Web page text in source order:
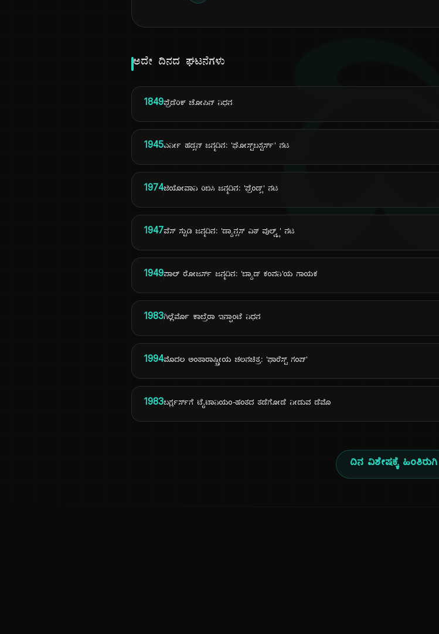
ಅದೇ ದಿನದ ಘಟನೆಗಳು
1849ಫ್ರೆಡೆರಿಕ್ ಚೋಪಿನ್ ನಿಧನ
1945ಎರ್ನೀ ಹಡ್ಸನ್ ಜನ್ಮದಿನ: 'ಘೋಸ್ಟ್‌ಬಸ್ಟರ್ಸ್' ನಟ
1974ಜಿಯೋವಾನಿ ರಿಬಿಸಿ ಜನ್ಮದಿನ: 'ಫ್ರೆಂಡ್ಸ್' ನಟ
1947ವೆಸ್ ಸ್ಟುಡಿ ಜನ್ಮದಿನ: 'ಡ್ಯಾನ್ಸಸ್ ವಿತ್ ವುಲ್ವ್ಸ್' ನಟ
1949ಪಾಲ್ ರೋಜರ್ಸ್ ಜನ್ಮದಿನ: 'ಬ್ಯಾಡ್ ಕಂಪನಿ'ಯ ಗಾಯಕ
1983ಗಿಲ್ಲೆರ್ಮೊ ಕಾಬ್ರೆರಾ ಇನ್ಫಾಂಟೆ ನಿಧನ
1994ಮೊದಲ ಅಂತಾರಾಷ್ಟ್ರೀಯ ಚಲನಚಿತ್ರ: 'ಫಾರೆಸ್ಟ್ ಗಂಪ್'
1983ಬರ್ಗ್ಲರ್ಸ್‌ಗೆ ಟೈಟಾನಿಯಂ-ಹಂತದ ತಡೆಗೋಡೆ ನೀಡುವ ಡೆಮೊ
ದಿನ ವಿಶೇಷಕ್ಕೆ ಹಿಂತಿರುಗಿ